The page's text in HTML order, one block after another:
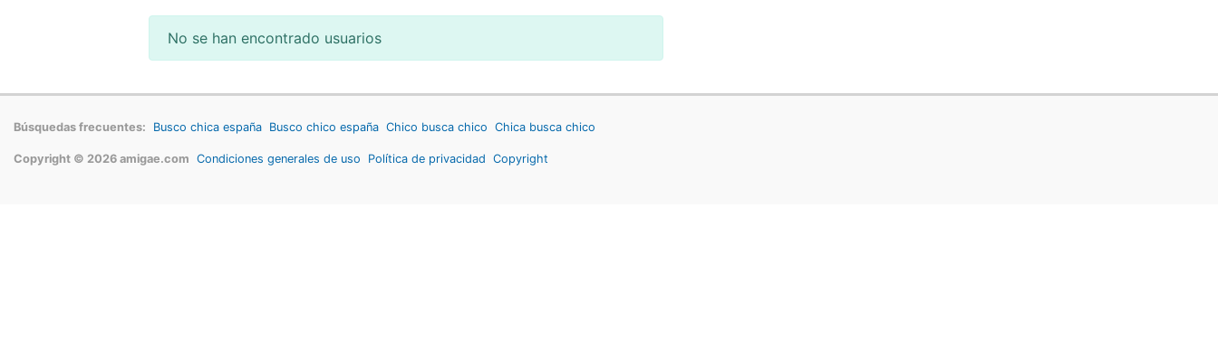
No se han encontrado usuarios
Búsquedas frecuentes: Busco chica españa Busco chico españa Chico busca chico Chica busca chico
Copyright © 2026 amigae.com Condiciones generales de uso Política de privacidad Copyright